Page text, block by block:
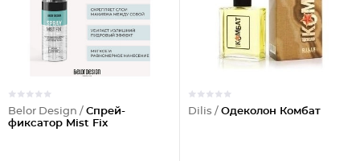
Belor Design / Спрей-
фиксатор Mist Fix
Dilis / Одеколон Комбат